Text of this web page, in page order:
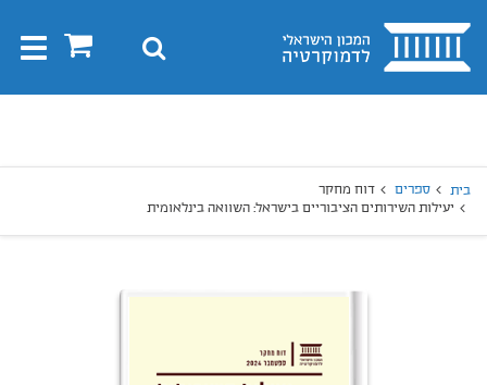
בית 0 חיפוש
בית ספרים
דוח מחקר
יעילות השירותים הציבוריים בישראל: השוואה בינלאומית